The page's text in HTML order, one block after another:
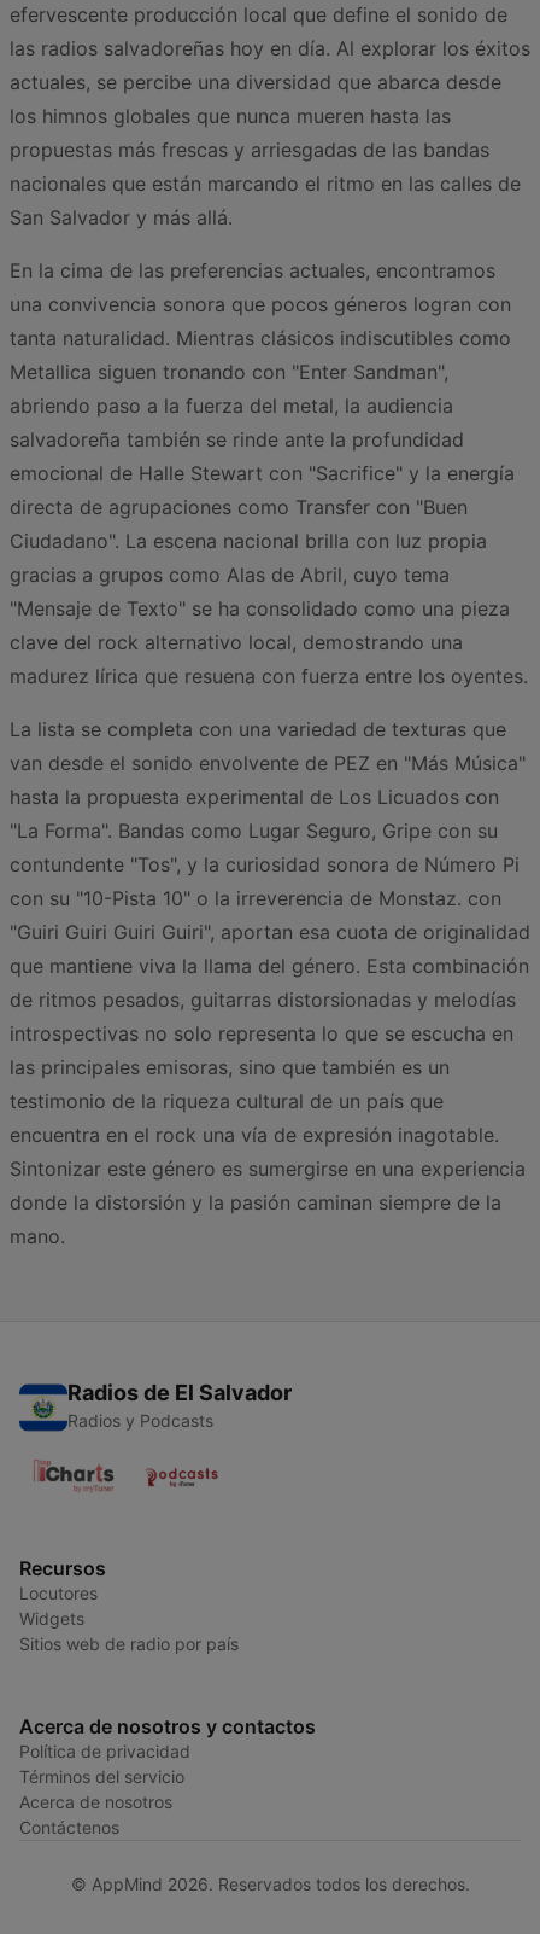
efervescente producción local que define el sonido de
las radios salvadoreñas hoy en día. Al explorar los éxitos
actuales, se percibe una diversidad que abarca desde
los himnos globales que nunca mueren hasta las
propuestas más frescas y arriesgadas de las bandas
nacionales que están marcando el ritmo en las calles de
San Salvador y más allá.
En la cima de las preferencias actuales, encontramos
una convivencia sonora que pocos géneros logran con
tanta naturalidad. Mientras clásicos indiscutibles como
Metallica siguen tronando con "Enter Sandman",
abriendo paso a la fuerza del metal, la audiencia
salvadoreña también se rinde ante la profundidad
emocional de Halle Stewart con "Sacrifice" y la energía
directa de agrupaciones como Transfer con "Buen
Ciudadano". La escena nacional brilla con luz propia
gracias a grupos como Alas de Abril, cuyo tema
"Mensaje de Texto" se ha consolidado como una pieza
clave del rock alternativo local, demostrando una
madurez lírica que resuena con fuerza entre los oyentes.
La lista se completa con una variedad de texturas que
van desde el sonido envolvente de PEZ en "Más Música"
hasta la propuesta experimental de Los Licuados con
"La Forma". Bandas como Lugar Seguro, Gripe con su
contundente "Tos", y la curiosidad sonora de Número Pi
con su "10-Pista 10" o la irreverencia de Monstaz. con
"Guiri Guiri Guiri Guiri", aportan esa cuota de originalidad
que mantiene viva la llama del género. Esta combinación
de ritmos pesados, guitarras distorsionadas y melodías
introspectivas no solo representa lo que se escucha en
las principales emisoras, sino que también es un
testimonio de la riqueza cultural de un país que
encuentra en el rock una vía de expresión inagotable.
Sintonizar este género es sumergirse en una experiencia
donde la distorsión y la pasión caminan siempre de la
mano.
Radios de El Salvador
Radios y Podcasts
Recursos
Locutores
Widgets
Sitios web de radio por país
Acerca de nosotros y contactos
Política de privacidad
Términos del servicio
Acerca de nosotros
Contáctenos
© AppMind 2026. Reservados todos los derechos.